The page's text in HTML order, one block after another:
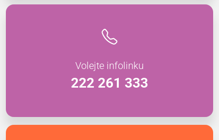
Volejte infolinku
222 261 333